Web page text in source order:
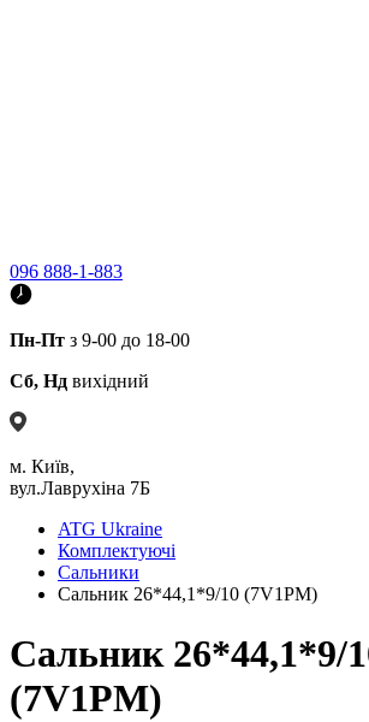
096 888-1-883
Пн-Пт з 9-00 до 18-00
Сб, Нд вихідний
м. Київ,
вул.Лаврухіна 7Б
ATG Ukraine
Комплектуючі
Сальники
Сальник 26*44,1*9/10 (7V1PM)
Сальник 26*44,1*9/
(7V1PM)